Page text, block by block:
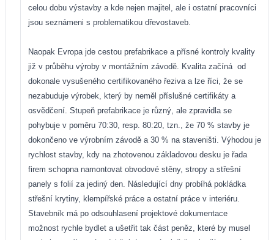
celou dobu výstavby a kde nejen majitel, ale i ostatní pracovníci
jsou seznámeni s problematikou dřevostaveb.
Naopak Evropa jde cestou prefabrikace a přísné kontroly kvality
již v průběhu výroby v montážním závodě. Kvalita začíná od
dokonale vysušeného certifikovaného řeziva a lze říci, že se
nezabuduje výrobek, který by neměl příslušné certifikáty a
osvědčení. Stupeň prefabrikace je různý, ale zpravidla se
pohybuje v poměru 70:30, resp. 80:20, tzn., že 70 % stavby je
dokončeno ve výrobním závodě a 30 % na staveništi. Výhodou je
rychlost stavby, kdy na zhotovenou základovou desku je řada
firem schopna namontovat obvodové stěny, stropy a střešní
panely s folií za jediný den. Následující dny probíhá pokládka
střešní krytiny, klempířské práce a ostatní práce v interiéru.
Stavebník má po odsouhlasení projektové dokumentace
možnost rychle bydlet a ušetřit tak část peněz, které by musel